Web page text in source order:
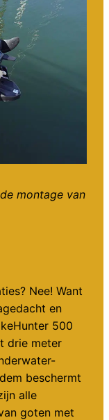
montage van
Nee! Want
en
500
drie meter
beschermt
alle
goten met